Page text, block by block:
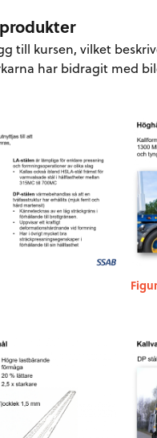
till kursen, vilket
har bidragit med